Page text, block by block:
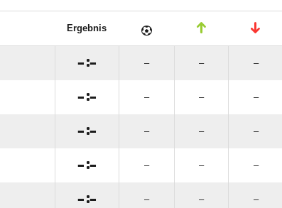
Ergebnis
: – – –
: – – –
: – – –
: – – –
: – – –